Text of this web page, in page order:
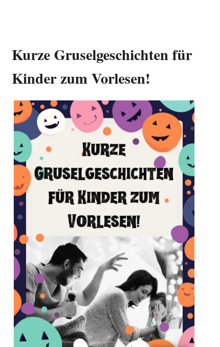
Kurze Gruselgeschichten für
Kinder zum Vorlesen!